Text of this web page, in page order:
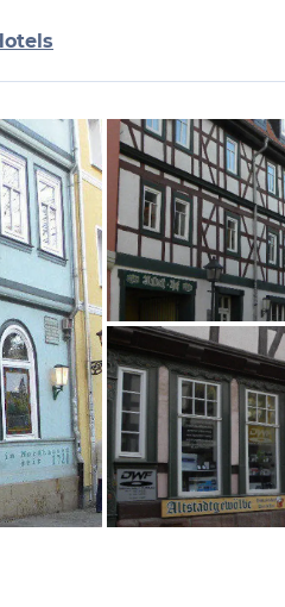
Bild melden
von Wolfram